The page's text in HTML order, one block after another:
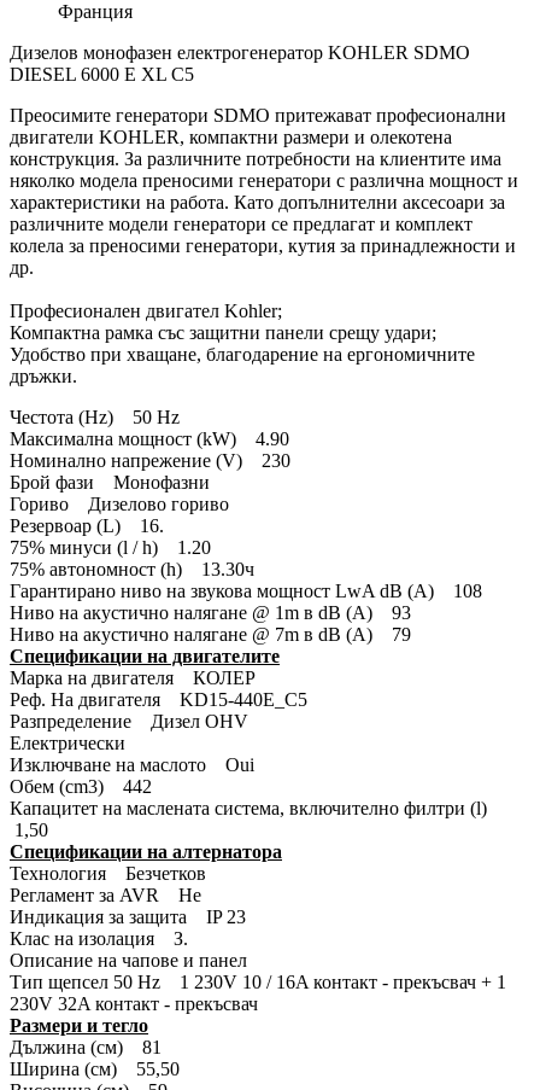
Франция
Дизелов монофазен електрогенератор KOHLER SDMO
DIESEL 6000 Е XL C5
Преосимите генератори SDMO притежават професионални
двигатели KOHLER, компактни размери и олекотена
конструкция. За различните потребности на клиентите има
няколко модела преносими генератори с различна мощност и
характеристики на работа. Като допълнителни аксесоари за
различните модели генератори се предлагат и комплект
колела за преносими генератори, кутия за принадлежности и
др.
Професионален двигател Kohler;
Компактна рамка със защитни панели срещу удари;
Удобство при хващане, благодарение на ергономичните
дръжки.
Честота (Hz) 50 Hz
Максимална мощност (kW) 4.90
Номинално напрежение (V) 230
Брой фази Монофазни
Гориво Дизелово гориво
Резервоар (L) 16.
75% минуси (l / h) 1.20
75% автономност (h) 13.30ч
Гарантирано ниво на звукова мощност LwA dB (A) 108
Ниво на акустично налягане @ 1m в dB (A) 93
Ниво на акустично налягане @ 7m в dB (A) 79
Спецификации на двигателите
Марка на двигателя КОЛЕР
Реф. На двигателя KD15-440E_C5
Разпределение Дизел OHV
Електрически
Изключване на маслото Oui
Обем (cm3) 442
Капацитет на маслената система, включително филтри (l)
1,50
Спецификации на алтернатора
Технология Безчетков
Регламент за AVR Не
Индикация за защита IP 23
Клас на изолация З.
Описание на чапове и панел
Тип щепсел 50 Hz 1 230V 10 / 16A контакт - прекъсвач + 1
230V 32A контакт - прекъсвач
Размери и тегло
Дължина (см) 81
Ширина (см) 55,50